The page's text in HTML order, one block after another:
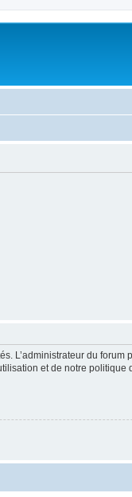
L’administrateur du
et de notre